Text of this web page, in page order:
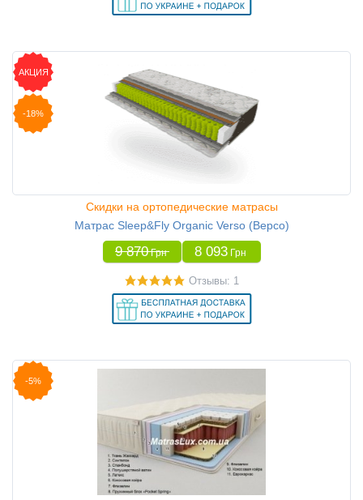
АКЦИЯ
-18%
Скидки на ортопедические матрасы
Матрас Sleep&Fly Organic Verso (Версо)
9 870 Грн 8 093 Грн
Отзывы: 1
-5%